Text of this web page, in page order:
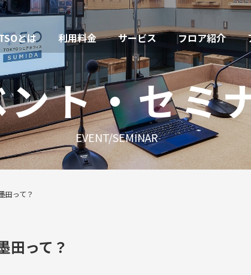
とは 利用料金 サービス フロア紹介
ント・セミ
EVENT/SEMINAR
田って？
田って？